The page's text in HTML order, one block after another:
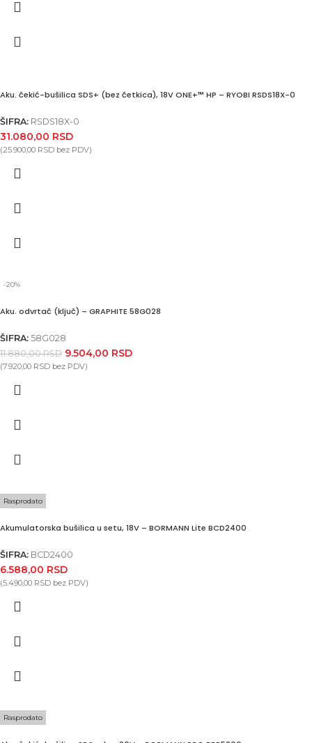
Aku. čekić-bušilica SDS+ (bez četkica), 18V ONE+™ HP – RYOBI RSDS18X-0
ŠIFRA: RSDS18X-0
31.080,00 RSD
(25.900,00 RSD bez PDV)
-20%
Aku. odvrtač (ključ) – GRAPHITE 58G028
ŠIFRA: 58G028
11.880,00RSD 9.504,00 RSD
(7.920,00 RSD bez PDV)
Rasprodato
Akumulatorska bušilica u setu, 18V – BORMANN Lite BCD2400
ŠIFRA: BCD2400
6.588,00 RSD
(5.490,00 RSD bez PDV)
Rasprodato